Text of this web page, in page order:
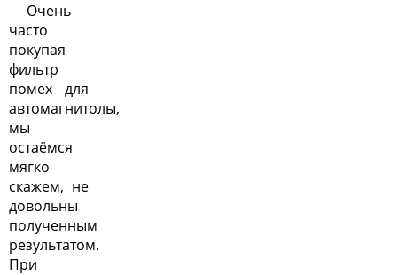
Очень
часто
покупая
фильтр
помех для
автомагнитолы,
мы
остаёмся
мягко
скажем, не
довольны
полученным
результатом.
При